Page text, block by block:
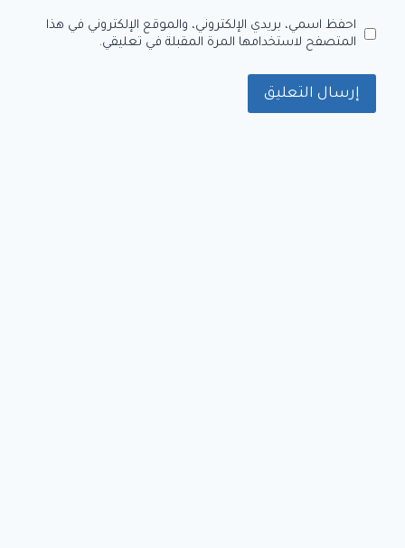
احفظ اسمي، بريدي الإلكتروني، والموقع الإلكتروني في هذا
المتصفح لاستخدامها المرة المقبلة في تعليقي.